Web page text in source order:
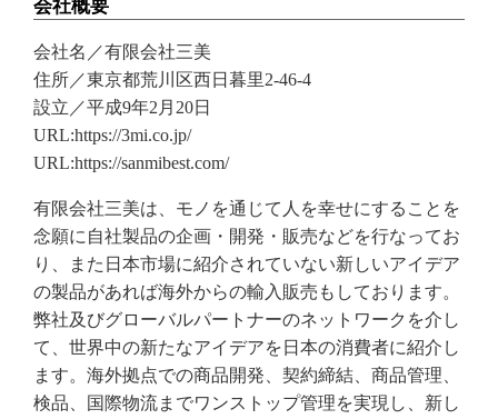
会社概要
会社名／有限会社三美
住所／東京都荒川区西日暮里2-46-4
設立／平成9年2月20日
URL:https://3mi.co.jp/
URL:https://sanmibest.com/
有限会社三美は、モノを通じて人を幸せにすることを
念願に自社製品の企画・開発・販売などを行なってお
り、また日本市場に紹介されていない新しいアイデア
の製品があれば海外からの輸入販売もしております。
弊社及びグローバルパートナーのネットワークを介し
て、世界中の新たなアイデアを日本の消費者に紹介し
ます。海外拠点での商品開発、契約締結、商品管理、
検品、国際物流までワンストップ管理を実現し、新し